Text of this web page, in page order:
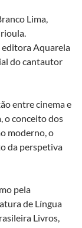
Lima,
editora Aquarela
do cantautor
entre cinema e
o conceito dos
moderno, o
da perspetiva
pela
de Língua
Livros,